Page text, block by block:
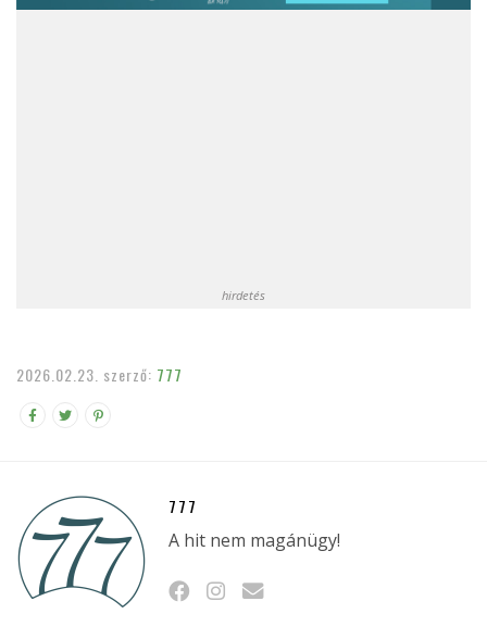
hirdetés
2026.02.23. szerző: 777
777
A hit nem magánügy!